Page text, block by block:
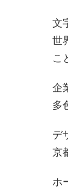
文
世
こ
企
多
デ
京
ホ